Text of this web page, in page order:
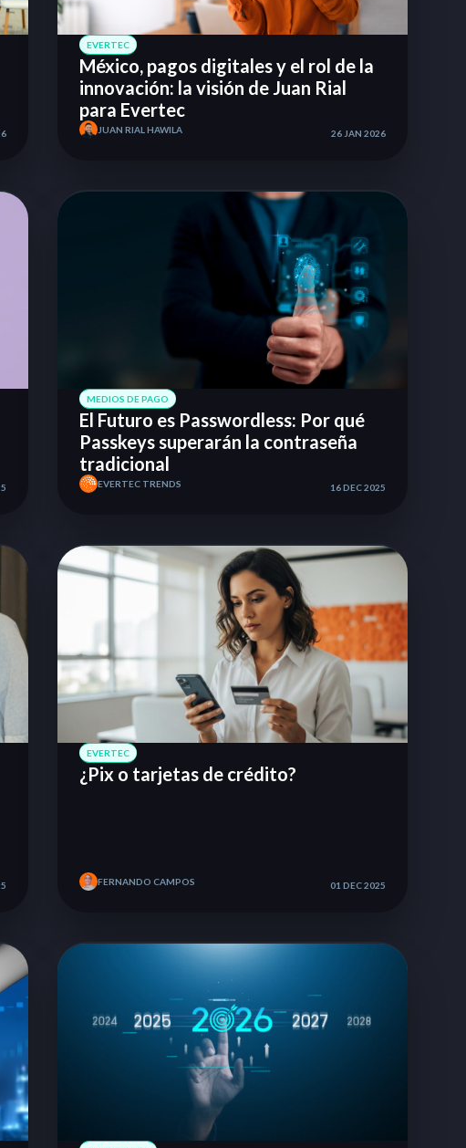
EVERTEC
México, pagos digitales y el rol de la
innovación: la visión de Juan Rial
para Evertec
JUAN RIAL HAWILA 26 JAN 2026
MEDIOS DE PAGO
El Futuro es Passwordless: Por qué
Passkeys superarán la contraseña
tradicional
EVERTEC TRENDS 16 DEC 2025
EVERTEC
¿Pix o tarjetas de crédito?
FERNANDO CAMPOS 01 DEC 2025